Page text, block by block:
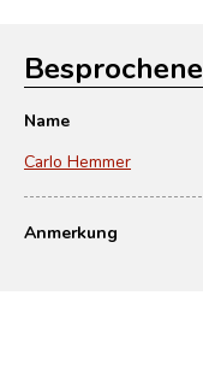
Name
Carlo Hemmer
Anmerkung